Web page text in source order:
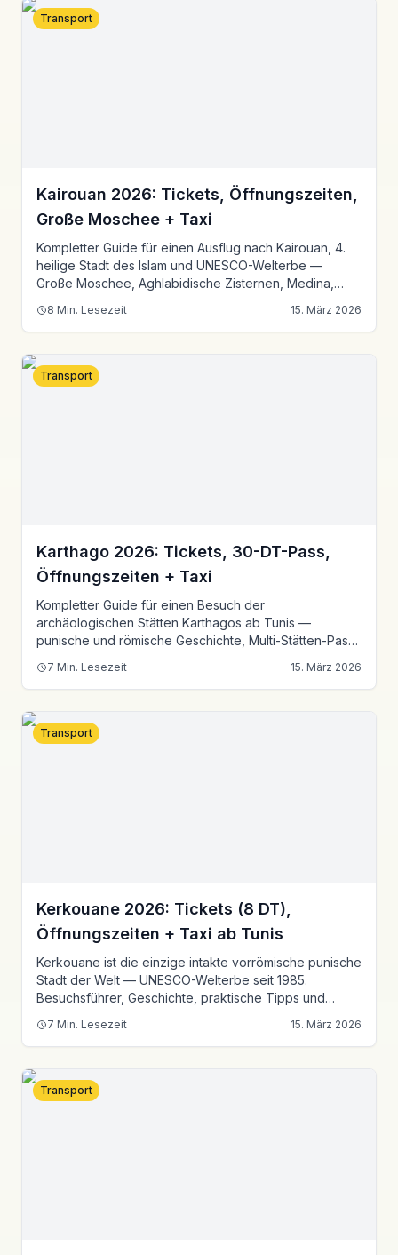
Transport
Kairouan 2026: Tickets, Öffnungszeiten,
Große Moschee + Taxi
Kompletter Guide für einen Ausflug nach Kairouan, 4.
heilige Stadt des Islam und UNESCO-Welterbe —
Große Moschee, Aghlabidische Zisternen, Medina,
8 Min. Lesezeit 15. März 2026
Transport
Karthago 2026: Tickets, 30-DT-Pass,
Öffnungszeiten + Taxi
Kompletter Guide für einen Besuch der
archäologischen Stätten Karthagos ab Tunis —
punische und römische Geschichte, Multi-Stätten-Pass,
7 Min. Lesezeit 15. März 2026
Transport
Kerkouane 2026: Tickets (8 DT),
Öffnungszeiten + Taxi ab Tunis
Kerkouane ist die einzige intakte vorröm­ische punische
Stadt der Welt — UNESCO-Welterbe seit 1985.
Besuchsführer, Geschichte, praktische Tipps und
7 Min. Lesezeit 15. März 2026
Transport